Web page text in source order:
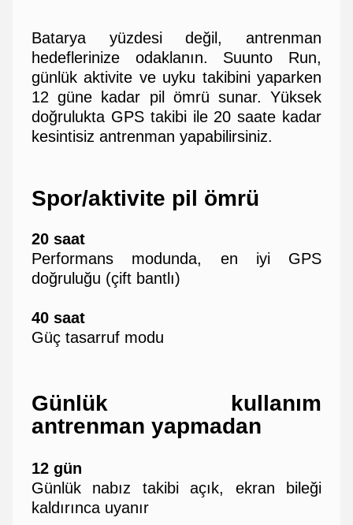
Batarya yüzdesi değil, antrenman
hedeflerinize odaklanın. Suunto Run,
günlük aktivite ve uyku takibini yaparken
12 güne kadar pil ömrü sunar. Yüksek
doğrulukta GPS takibi ile 20 saate kadar
kesintisiz antrenman yapabilirsiniz.
Spor/aktivite pil ömrü
20 saat
Performans modunda, en iyi GPS
doğruluğu (çift bantlı)
40 saat
Güç tasarruf modu
Günlük kullanım
antrenman yapmadan
12 gün
Günlük nabız takibi açık, ekran bileği
kaldırınca uyanır